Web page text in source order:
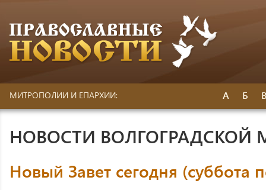
МИТРОПОЛИИ И ЕПАРХИИ: А Б
НОВОСТИ
Новый Завет сегодня (суббота